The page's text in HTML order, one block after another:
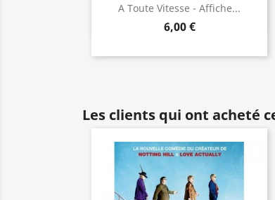
A Toute Vitesse - Affiche...
6,00 €
Aperçu rapide
Les clients qui ont acheté